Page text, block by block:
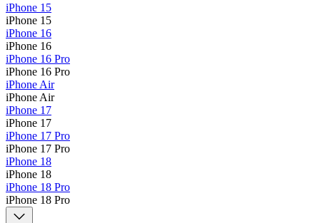
iPhone 15
iPhone 15
iPhone 16
iPhone 16
iPhone 16 Pro
iPhone 16 Pro
iPhone Air
iPhone Air
iPhone 17
iPhone 17
iPhone 17 Pro
iPhone 17 Pro
iPhone 18
iPhone 18
iPhone 18 Pro
iPhone 18 Pro